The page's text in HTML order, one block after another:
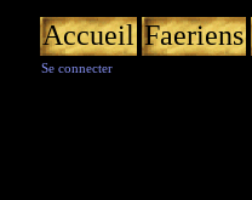
Accueil Faeriens
Se connecter